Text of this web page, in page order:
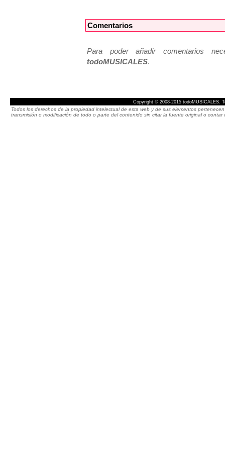
Comentarios
Para poder añadir comentarios
todoMUSICALES.
Copyright © 2008-2015 todoMUSICALES.
Todos los derechos de la propiedad intelectual de esta web y de sus elementos
transmisión o modificación de todo o parte del contenido sin citar la fuente original o